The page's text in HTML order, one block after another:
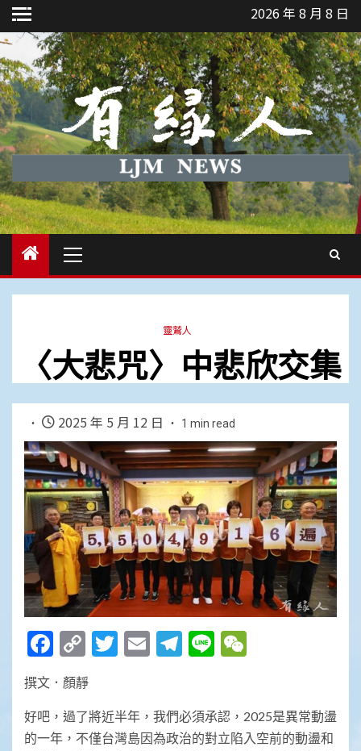
Skip
to
content
2026 年 8 月 8 日
Menu
靈鷲人
〈大悲咒〉中悲欣交集
2025 年 5 月 12 日 1 min read
Facebook
Copy
Link
Twitter
EmailTelegram
Line
撰文．顏靜
好吧，過了將近半年，我們必須承認，2025是異常動盪
的一年，不僅台灣島因為政治的對立陷入空前的動盪和